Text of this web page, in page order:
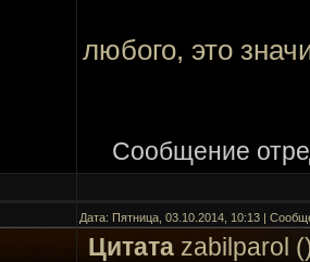
любого, это
Сообщение
Дата: Пятница, 03.10.2014, 10:13 |
Цитата zabilparol (